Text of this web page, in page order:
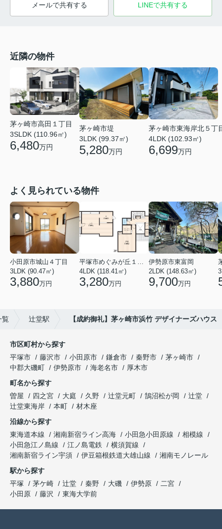
メールで共有する LINEで共有する
近隣の物件
茅ヶ崎市高田１丁目
3SLDK (110.96㎡)
6,480万円
茅ヶ崎市堤
3LDK (99.37㎡)
5,280万円
茅ヶ崎市東海岸北５丁
4LDK (102.93㎡)
6,699万円
よく見られている物件
小田原市城山４丁目
3LDK (90.47㎡)
3,880万円
4LDK (118.41㎡)
3,280万円
伊勢原市東富岡
2LDK (148.63㎡)
9,700万円
覧 辻堂駅 【成約御礼】茅ヶ崎市浜竹 デザイナーズハウス
市区町村から探す
平塚市
藤沢市 小田原市 鎌倉市 秦野市
茅ヶ崎市
中郡大磯町
伊勢原市 海老名市
厚木市
町名から探す
曽屋
四之宮 大庭 久野 辻堂元町 鵠沼松が岡
辻堂
辻堂東海岸
本町
材木座
沿線から探す
東海道本線
湘南新宿ライン高海 小田急小田原線
相模線
小田急江ノ島線
江ノ島電鉄
横須賀線
湘南新宿ライン宇須
伊豆箱根鉄道大雄山線
湘南モノレール
駅から探す
平塚
茅ケ崎 辻堂 秦野 大磯 伊勢原
二宮
小田原
藤沢 東海大学前